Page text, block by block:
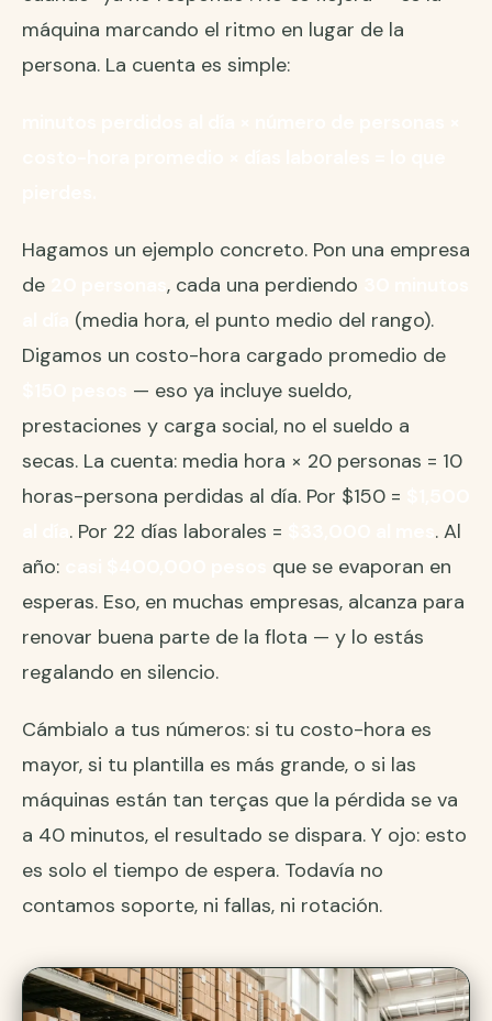
máquina marcando el ritmo en lugar de la
persona. La cuenta es simple:
Hagamos un ejemplo concreto. Pon una empresa
de
, cada una perdiendo
(media hora, el punto medio del rango).
Digamos un costo-hora cargado promedio de
— eso ya incluye sueldo,
prestaciones y carga social, no el sueldo a
secas. La cuenta: media hora × 20 personas = 10
horas-persona perdidas al día. Por $150 =
. Por 22 días laborales =
. Al
año:
que se evaporan en
esperas. Eso, en muchas empresas, alcanza para
renovar buena parte de la flota — y lo estás
regalando en silencio.
Cámbialo a tus números: si tu costo-hora es
mayor, si tu plantilla es más grande, o si las
máquinas están tan terças que la pérdida se va
a 40 minutos, el resultado se dispara. Y ojo: esto
es solo el tiempo de espera. Todavía no
contamos soporte, ni fallas, ni rotación.